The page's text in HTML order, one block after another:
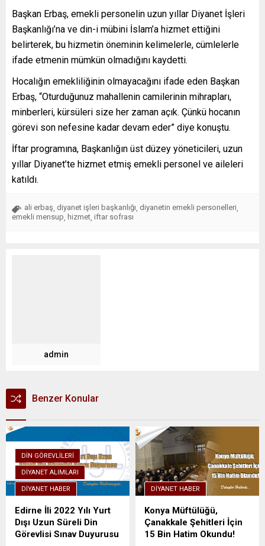
Başkan Erbaş, emekli personelin uzun yıllar Diyanet İşleri
Başkanlığı’na ve din-i mübini İslam’a hizmet ettiğini
belirterek, bu hizmetin öneminin kelimelerle, cümlelerle
ifade etmenin mümkün olmadığını kaydetti.
Hocalığın emekliliğinin olmayacağını ifade eden Başkan
Erbaş, “Oturduğunuz mahallenin camilerinin mihrapları,
minberleri, kürsüleri size her zaman açık. Çünkü hocanın
görevi son nefesine kadar devam eder” diye konuştu.
İftar programına, Başkanlığın üst düzey yöneticileri, uzun
yıllar Diyanet’te hizmet etmiş emekli personel ve aileleri
katıldı.
ali erbaş diyanet işleri başkanlığı diyanetin emekli personelleri
emekli mensup hizmet iftar sofrası
admin
Benzer Konular
DIN GÖREVLILERI
DIYANET ALIMLARI
DIYANET HABER
Edirne İli 2022 Yılı Yurt
Dışı Uzun Süreli Din
Görevlisi Sınav Duyurusu
DIYANET HABER
Konya Müftülüğü,
Çanakkale Şehitleri İçin
15 Bin Hatim Okundu!